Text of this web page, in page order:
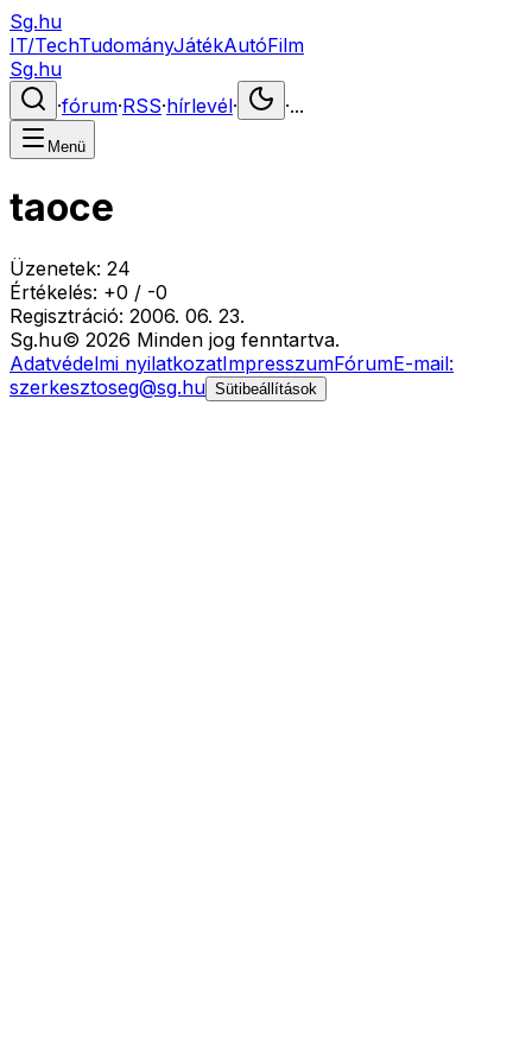
Sg.hu
IT/TechTudományJátékAutóFilm
Sg.hu
·fórum·RSS·hírlevél· ·...
Menü
taoce
Üzenetek: 24
Értékelés: +0 / -0
Regisztráció: 2006. 06. 23.
Sg.hu© 2026 Minden jog fenntartva.
Adatvédelmi nyilatkozatImpresszumFórumE-mail:
szerkesztoseg@sg.hu Sütibeállítások